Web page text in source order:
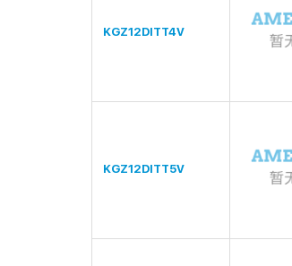
KGZ12DITT4V
KGZ12DITT5V